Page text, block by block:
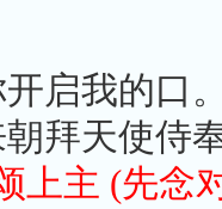
启我的口
拜天使侍
上主 (先念